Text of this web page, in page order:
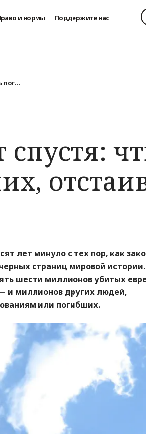
и нормы Поддержите нас
пог...
спустя:
лет минуло с тех пор, как
страниц мировой
шести миллионов убитых
миллионов других людей,
или погибших.